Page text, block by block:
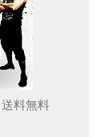
料無料